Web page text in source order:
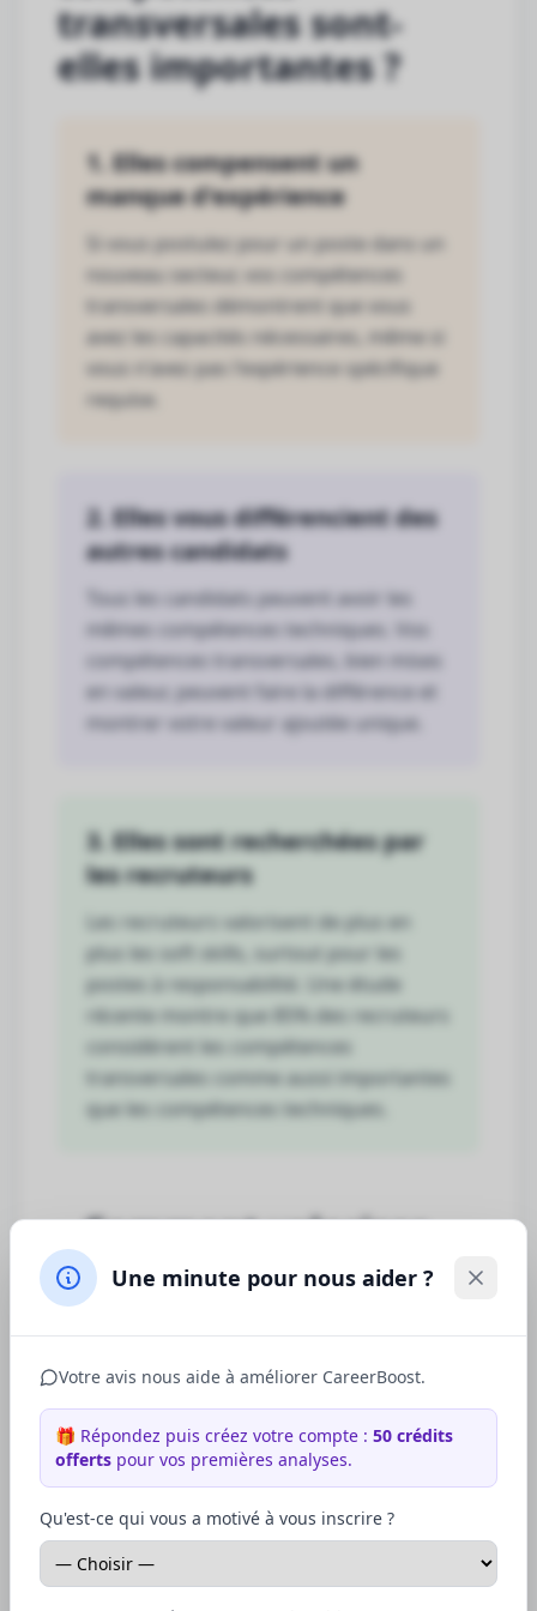
transversales sont-
elles importantes ?
1. Elles compensent un
manque d'expérience
Si vous postulez pour un poste dans un
nouveau secteur, vos compétences
transversales démontrent que vous
avez les capacités nécessaires, même si
vous n'avez pas l'expérience spécifique
requise.
2. Elles vous différencient des
autres candidats
Tous les candidats peuvent avoir les
mêmes compétences techniques. Vos
compétences transversales, bien mises
en valeur, peuvent faire la différence et
montrer votre valeur ajoutée unique.
3. Elles sont recherchées par
les recruteurs
Les recruteurs valorisent de plus en
plus les soft skills, surtout pour les
postes à responsabilité. Une étude
récente montre que 85% des recruteurs
considèrent les compétences
transversales comme aussi importantes
que les compétences techniques.
Comment valoriser
vos compétences
transversales dans
votre candidature ?
Dans votre CV
1. Créez une section dédiée
Ajoutez une section "Compétences
transversales" ou "Soft skills" après vos
compétences techniques. Listez 5-7
Une minute pour nous aider ?
Votre avis nous aide à améliorer CareerBoost.
🎁 Répondez puis créez votre compte : 50 crédits
offerts pour vos premières analyses.
Qu'est-ce qui vous a motivé à vous inscrire ?